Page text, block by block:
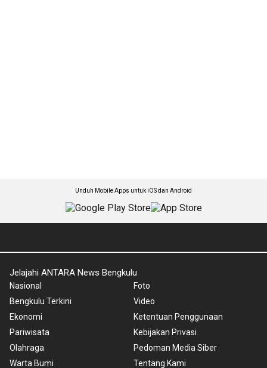
Unduh Mobile Apps untuk iOS dan Android
Jelajahi ANTARA News Bengkulu
Nasional
Bengkulu Terkini
Ekonomi
Pariwisata
Olahraga
Warta Bumi
Foto
Video
Ketentuan Penggunaan
Kebijakan Privasi
Pedoman Media Siber
Tentang Kami